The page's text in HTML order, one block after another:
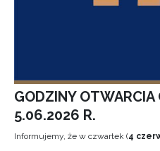
GODZINY
5.06.2026 R.
Informujemy, że w czwartek (4